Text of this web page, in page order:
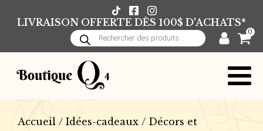
LIVRAISON OFFERTE DÈS 100$ D'ACHATS*
Recherche
de
produits
0
Accueil / Idées-cadeaux / Décors et